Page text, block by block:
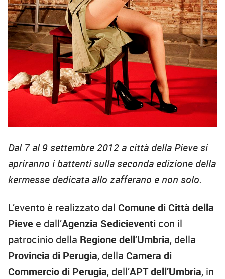
Dal 7 al 9 settembre 2012 a città della Pieve si
apriranno i battenti sulla seconda edizione della
kermesse dedicata allo zafferano e non solo.
L’evento è realizzato dal Comune di Città della
Pieve e dall’Agenzia Sedicieventi con il
patrocinio della Regione dell’Umbria, della
Provincia di Perugia, della Camera di
Commercio di Perugia, dell’APT dell’Umbria, in